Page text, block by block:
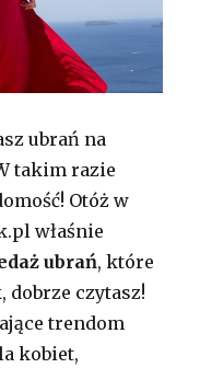
ubrań na
takim razie
Otóż w
właśnie
ubrań, które
dobrze czytasz!
trendom
kobiet,